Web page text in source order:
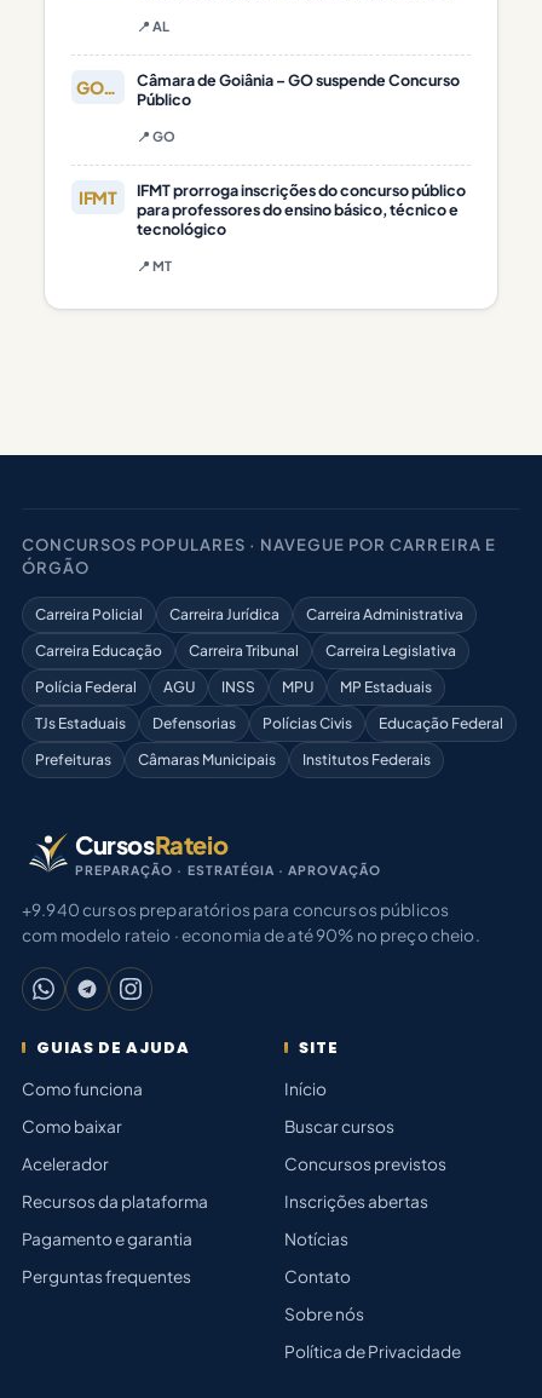
📍 AL
GOIÂNIA
Câmara de Goiânia – GO suspende Concurso
Público
📍 GO
IFMT
IFMT prorroga inscrições do concurso público
para professores do ensino básico, técnico e
tecnológico
📍 MT
CONCURSOS POPULARES · NAVEGUE POR CARREIRA E
ÓRGÃO
Carreira Policial Carreira Jurídica
Carreira Administrativa
Carreira Educação
Carreira Tribunal
Carreira Legislativa
Polícia Federal
AGU INSS MPU
MP Estaduais
TJs Estaduais
Defensorias Polícias Civis
Educação Federal
Prefeituras
Câmaras Municipais Institutos Federais
CursosRateio
PREPARAÇÃO · ESTRATÉGIA · APROVAÇÃO
+9.940 cursos preparatórios para concursos públicos
com modelo rateio · economia de até 90% no preço cheio.
GUIAS DE AJUDA
Como funciona
Como baixar
Acelerador
Recursos da plataforma
Pagamento e garantia
Perguntas frequentes
SITE
Início
Buscar cursos
Concursos previstos
Inscrições abertas
Notícias
Contato
Sobre nós
Política de Privacidade